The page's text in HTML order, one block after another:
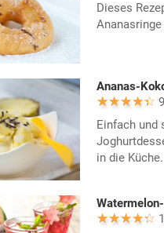
Dieses
Ananas-
Einfach und
in die Küche.